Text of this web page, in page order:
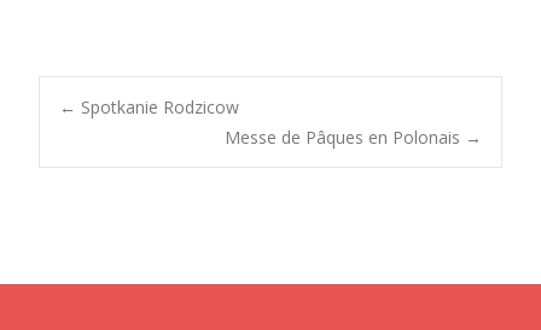
Post
← Spotkanie Rodzicow
Messe de Pâques en Polonais →